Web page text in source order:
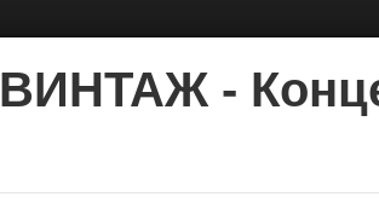
ВИНТАЖ -